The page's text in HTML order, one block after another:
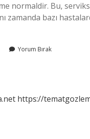
normaldir. Bu,
zamanda bazı
Yorum Bırak
https://